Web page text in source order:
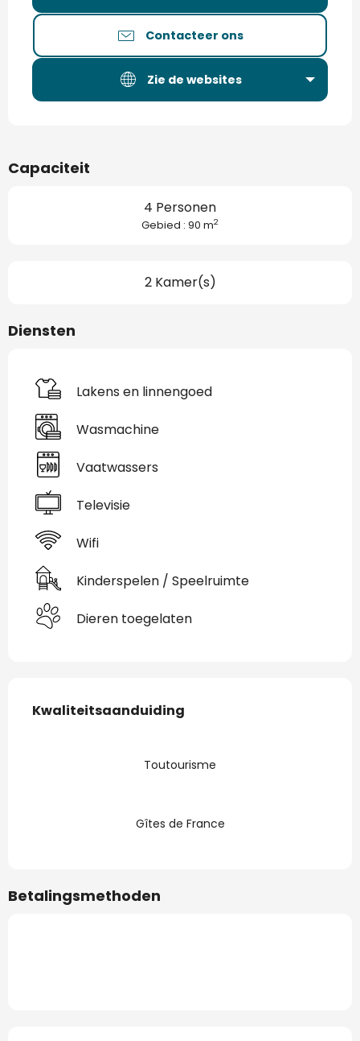
Contacteer ons
Zie de websites
Capaciteit
4 Personen
Gebied : 90 m2
2 Kamer(s)
Diensten
Lakens en linnengoed
Wasmachine
Vaatwassers
Televisie
Wifi
Kinderspelen / Speelruimte
Dieren toegelaten
Kwaliteitsaanduiding
Kwaliteitsaanduiding
Toutourisme
Gîtes de France
Betalingsmethoden